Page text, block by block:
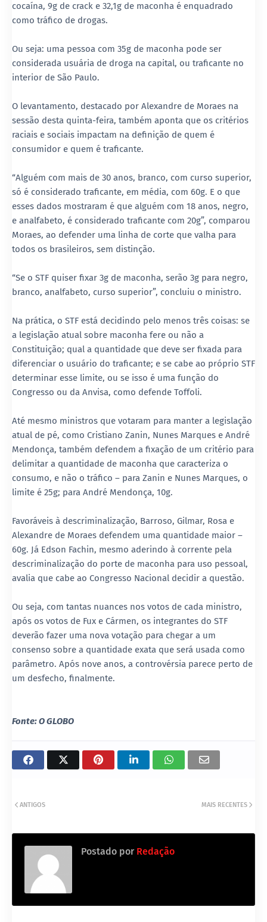
cocaína, 9g de crack e 32,1g de maconha é enquadrado
como tráfico de drogas.
Ou seja: uma pessoa com 35g de maconha pode ser
considerada usuária de droga na capital, ou traficante no
interior de São Paulo.
O levantamento, destacado por Alexandre de Moraes na
sessão desta quinta-feira, também aponta que os critérios
raciais e sociais impactam na definição de quem é
consumidor e quem é traficante.
“Alguém com mais de 30 anos, branco, com curso superior,
só é considerado traficante, em média, com 60g. E o que
esses dados mostraram é que alguém com 18 anos, negro,
e analfabeto, é considerado traficante com 20g”, comparou
Moraes, ao defender uma linha de corte que valha para
todos os brasileiros, sem distinção.
“Se o STF quiser fixar 3g de maconha, serão 3g para negro,
branco, analfabeto, curso superior”, concluiu o ministro.
Na prática, o STF está decidindo pelo menos três coisas: se
a legislação atual sobre maconha fere ou não a
Constituição; qual a quantidade que deve ser fixada para
diferenciar o usuário do traficante; e se cabe ao próprio STF
determinar esse limite, ou se isso é uma função do
Congresso ou da Anvisa, como defende Toffoli.
Até mesmo ministros que votaram para manter a legislação
atual de pé, como Cristiano Zanin, Nunes Marques e André
Mendonça, também defendem a fixação de um critério para
delimitar a quantidade de maconha que caracteriza o
consumo, e não o tráfico – para Zanin e Nunes Marques, o
limite é 25g; para André Mendonça, 10g.
Favoráveis à descriminalização, Barroso, Gilmar, Rosa e
Alexandre de Moraes defendem uma quantidade maior –
60g. Já Edson Fachin, mesmo aderindo à corrente pela
descriminalização do porte de maconha para uso pessoal,
avalia que cabe ao Congresso Nacional decidir a questão.
Ou seja, com tantas nuances nos votos de cada ministro,
após os votos de Fux e Cármen, os integrantes do STF
deverão fazer uma nova votação para chegar a um
consenso sobre a quantidade exata que será usada como
parâmetro. Após nove anos, a controvérsia parece perto de
um desfecho, finalmente.
Fonte: O GLOBO
MAIS RECENTES
ANTIGOS
Postado por Redação